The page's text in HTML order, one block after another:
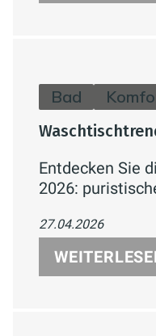
Bad
Entdecken Sie
2026:
Stauraum und
ein stilvolles,
27.04.2026